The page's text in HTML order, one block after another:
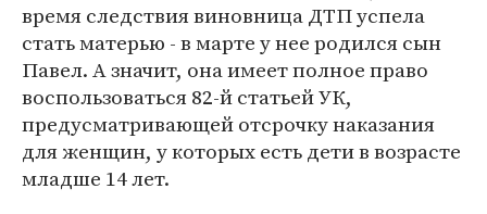
время следствия виновница ДТП успела
стать матерью - в марте у нее родился сын
Павел. А значит, она имеет полное право
воспользоваться 82-й статьей УК,
предусматривающей отсрочку наказания
для женщин, у которых есть дети в возрасте
младше 14 лет.